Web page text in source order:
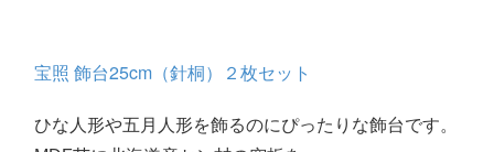
宝照 飾台25cm（針桐）２枚セット
ひな人形や五月人形を飾るのにぴったりな飾台です。